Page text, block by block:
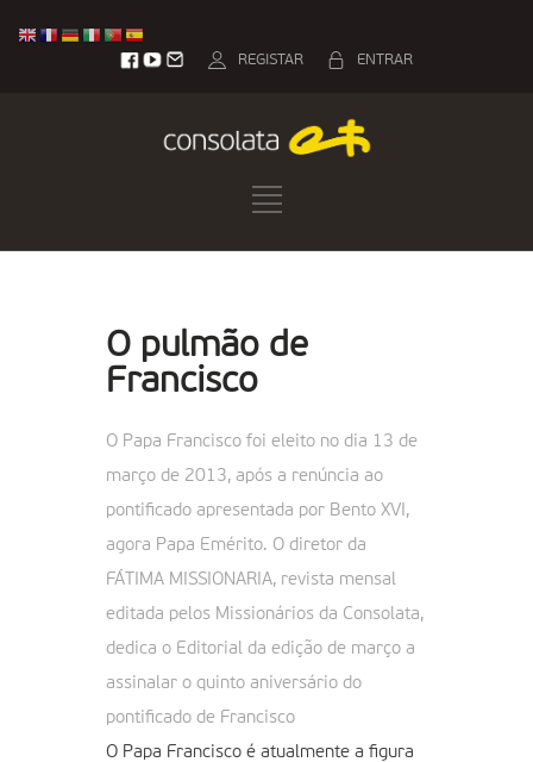
ENTRAR
REGISTAR
O pulmão de
Francisco
O Papa Francisco foi eleito no dia 13 de
março de 2013, após a renúncia ao
pontificado apresentada por Bento XVI,
agora Papa Emérito. O diretor da
FÁTIMA MISSIONARIA, revista mensal
editada pelos Missionários da Consolata,
dedica o Editorial da edição de março a
assinalar o quinto aniversário do
pontificado de Francisco
O Papa Francisco é atualmente a figura